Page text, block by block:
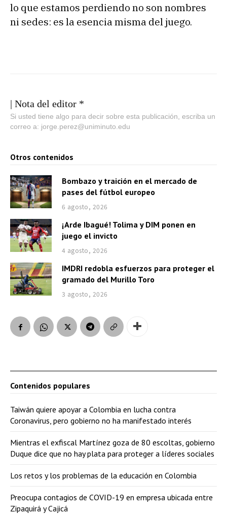
lo que estamos perdiendo no son nombres
ni sedes: es la esencia misma del juego.
| Nota del editor *
Si usted tiene algo para decir sobre esta publicación, escriba un
correo a: jorge.perez@uniminuto.edu
Otros contenidos
Bombazo y traición en el mercado de
pases del fútbol europeo
6 agosto, 2026
¡Arde Ibagué! Tolima y DIM ponen en
juego el invicto
4 agosto, 2026
IMDRI redobla esfuerzos para proteger el
gramado del Murillo Toro
3 agosto, 2026
Contenidos populares
Taiwán quiere apoyar a Colombia en lucha contra
Coronavirus, pero gobierno no ha manifestado interés
Mientras el exfiscal Martínez goza de 80 escoltas, gobierno
Duque dice que no hay plata para proteger a líderes sociales
Los retos y los problemas de la educación en Colombia
Preocupa contagios de COVID-19 en empresa ubicada entre
Zipaquirá y Cajicá